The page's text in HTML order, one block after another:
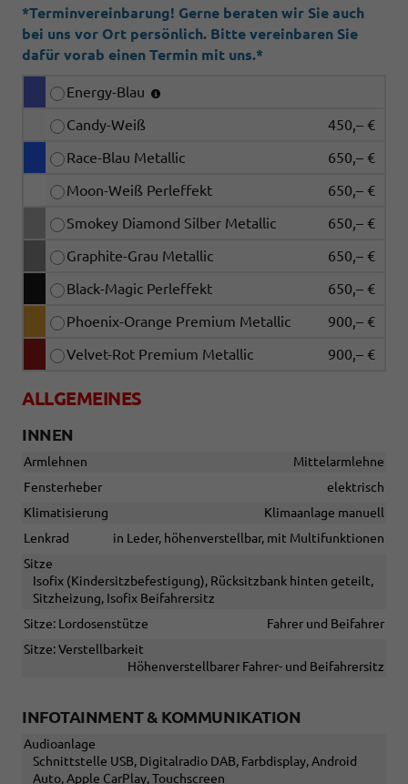
*Terminvereinbarung! Gerne beraten wir Sie auch
bei uns vor Ort persönlich. Bitte vereinbaren Sie
dafür vorab einen Termin mit uns.*
Energy-Blau
Candy-Weiß
450,– €
Race-Blau Metallic
650,– €
Moon-Weiß Perleffekt
650,– €
Smokey Diamond Silber Metallic
650,– €
Graphite-Grau Metallic
650,– €
Black-Magic Perleffekt
650,– €
Phoenix-Orange Premium Metallic
900,– €
Velvet-Rot Premium Metallic
900,– €
ALLGEMEINES
INNEN
Armlehnen
Mittelarmlehne
Fensterheber
elektrisch
Klimatisierung
Klimaanlage manuell
Lenkrad
in Leder, höhenverstellbar, mit Multifunktionen
Sitze
Isofix (Kindersitzbefestigung), Rücksitzbank hinten geteilt,
Sitzheizung, Isofix Beifahrersitz
Sitze: Lordosenstütze
Fahrer und Beifahrer
Sitze: Verstellbarkeit
Höhenverstellbarer Fahrer- und Beifahrersitz
INFOTAINMENT & KOMMUNIKATION
Audioanlage
Schnittstelle USB, Digitalradio DAB, Farbdisplay, Android
Auto, Apple CarPlay, Touchscreen